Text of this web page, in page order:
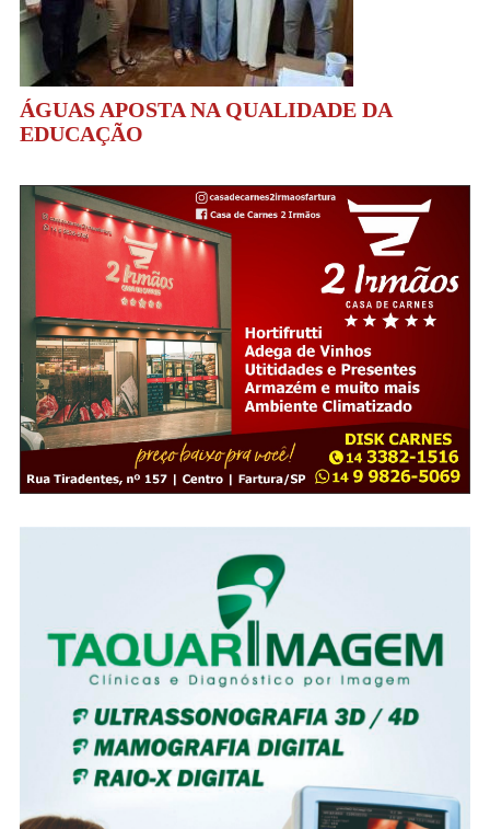
ÁGUAS APOSTA NA QUALIDADE DA
EDUCAÇÃO